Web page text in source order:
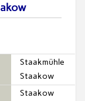
Staakmühle
Staakow
Staakow